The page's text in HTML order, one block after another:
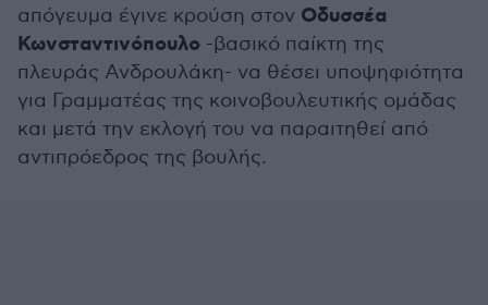
απόγευμα έγινε κρούση στον Οδυσσέα
Κωνσταντινόπουλο -βασικό παίκτη της
πλευράς Ανδρουλάκη- να θέσει υποψηφιότητα
για Γραμματέας της κοινοβουλευτικής ομάδας
και μετά την εκλογή του να παραιτηθεί από
αντιπρόεδρος της βουλής.